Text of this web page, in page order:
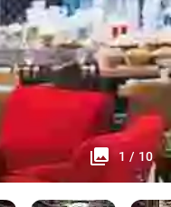
1 / 10